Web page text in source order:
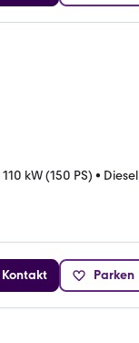
110 kW (150 PS) • Diesel
Kontakt Parken